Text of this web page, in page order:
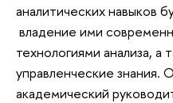
аналитических навыков
владение ими
технологиями анализа, а
управленческие знания.
академический